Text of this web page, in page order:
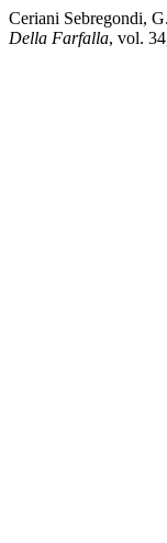
Ceriani Sebregondi,
Della Farfalla, vol.